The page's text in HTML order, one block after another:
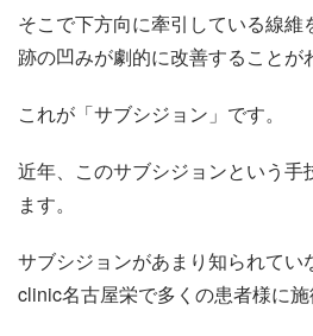
そこで下方向に牽引している線
跡の凹みが劇的に改善することが
これが「サブシジョン」です。
近年、このサブシジョンという手
ます。
サブシジョンがあまり知られてい
clinic名古屋栄で多くの患者様に施